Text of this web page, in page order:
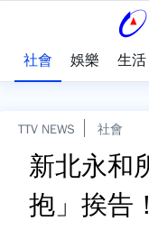
社會 娛樂 生活
TTV NEWS 社會
新北永和
抱」挨告